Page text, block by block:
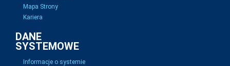
Mapa Strony
Kariera
DANE
SYSTEMOWE
Informacje o systemie